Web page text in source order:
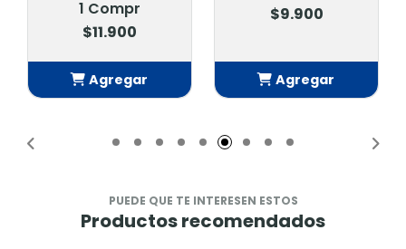
1 Compr
$11.900
Agregar
$9.900
Agregar
PUEDE QUE TE INTERESEN ESTOS
Productos recomendados